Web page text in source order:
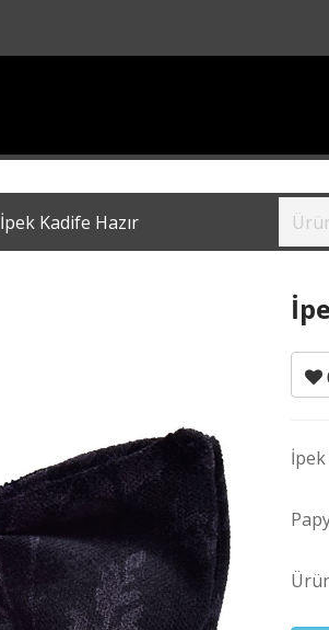
İpek Kadife Hazır